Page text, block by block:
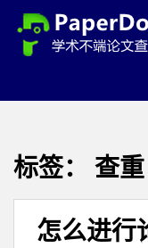
标签： 查重
怎么进行